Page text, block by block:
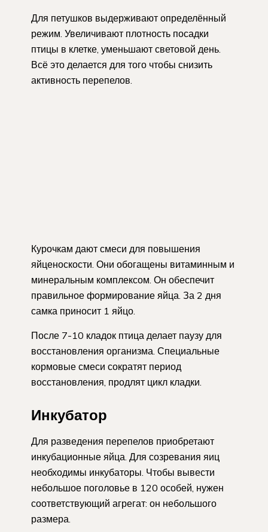
Для петушков выдерживают определённый
режим. Увеличивают плотность посадки
птицы в клетке, уменьшают световой день.
Всё это делается для того чтобы снизить
активность перепелов.
Курочкам дают смеси для повышения
яйценоскости. Они обогащены витаминным и
минеральным комплексом. Он обеспечит
правильное формирование яйца. За 2 дня
самка приносит 1 яйцо.
После 7-10 кладок птица делает паузу для
восстановления организма. Специальные
кормовые смеси сократят период
восстановления, продлят цикл кладки.
Инкубатор
Для разведения перепелов приобретают
инкубационные яйца. Для созревания яиц
необходимы инкубаторы. Чтобы вывести
небольшое поголовье в 120 особей, нужен
соответствующий агрегат: он небольшого
размера.